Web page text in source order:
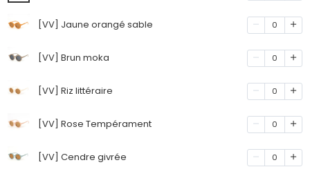
[VV] Jaune orangé sable 0
[VV] Brun moka 0
[VV] Riz littéraire 0
[VV] Rose Tempérament 0
[VV] Cendre givrée 0